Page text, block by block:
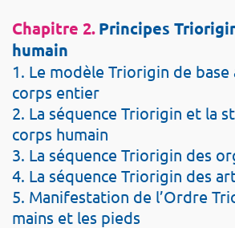
Chapitre 2.Principes
humain
1. Le modèle Triorigin de base
corps entier
2. La séquence Triorigin et la
corps humain
3. La séquence Triorigin des
4. La séquence Triorigin des
5. Manifestation de l’Ordre
mains et les pieds